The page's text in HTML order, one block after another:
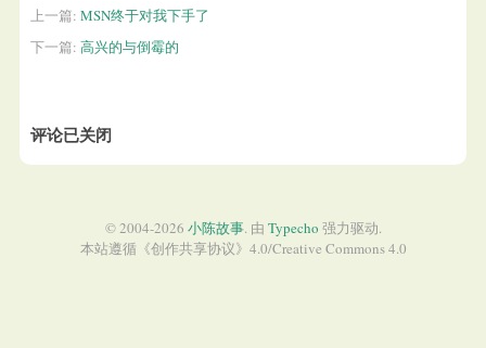
上一篇: MSN终于对我下手了
下一篇: 高兴的与倒霉的
评论已关闭
© 2004-2026 小陈故事. 由 Typecho 强力驱动.
本站遵循《创作共享协议》4.0/Creative Commons 4.0